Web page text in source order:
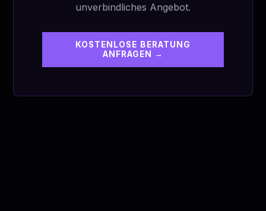
unverbindliches Angebot.
KOSTENLOSE BERATUNG
ANFRAGEN →